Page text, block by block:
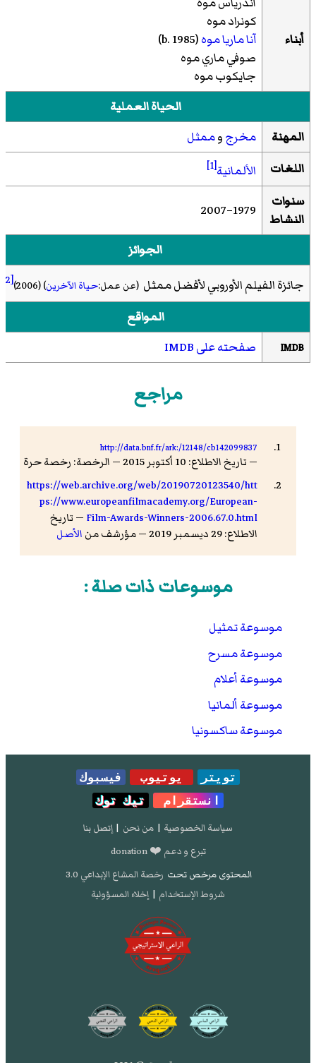
أبناء
كونراد موه
آنا ماريا موه(b. 1985)
صوفي ماري موه
جايكوب موه
الحياة العملية
المهنة
مخرجوممثل
اللغات
الألمانية[1]
سنوات
النشاط
1979–2007
الجوائز
جائزة الفيلم الأوروبي لأفضل ممثل (عن عمل:حياة الآخرين)
(2006)
[2]
المواقع
IMDB صفحته على IMDB
مراجع
http://data.bnf.fr/ark:/12148/cb142099837
— تاريخ الاطلاع: 10 أكتوبر 2015 — الرخصة: رخصة حرة
https://web.archive.org/web/20190720123540/htt
ps://www.europeanfilmacademy.org/European-
Film-Awards-Winners-2006.67.0.html — تاريخ
الاطلاع: 29 ديسمبر 2019 — مؤرشف من
الأصل
موسوعات ذات صلة :
موسوعة تمثيل
موسوعة مسرح
موسوعة أعلام
موسوعة ألمانيا
موسوعة ساكسونيا
تويتر يوتيوب
فيسبوك
انستقرام
تيك توك
سياسة الخصوصية | من نحن | إتصل بنا
تبرع و دعم ❤️ donation
المحتوى مرخص تحت رخصة المشاع الإبداعي 3.0
شروط الإستخدام | إخلاء المسؤولية